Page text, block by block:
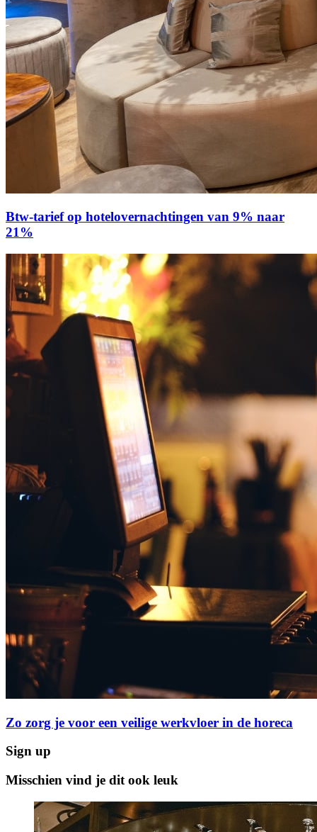
Btw-tarief op hotelovernachtingen van 9% naar
21%
Zo zorg je voor een veilige werkvloer in de horeca
Sign up
Misschien vind je dit ook leuk